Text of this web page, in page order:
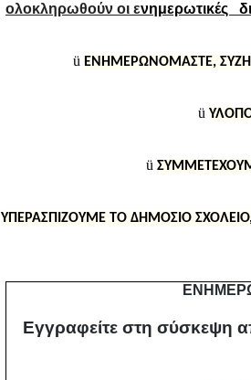
ολοκληρωθούν οι ενημερωτικές
ü ΕΝΗΜΕΡΩΝΟΜΑΣΤΕ,
ü
ü
ΥΠΕΡΑΣΠΙΖΟΥΜΕ ΤΟ ΔΗΜΟΣΙΟ
Εγγραφείτε στη σύσκεψη